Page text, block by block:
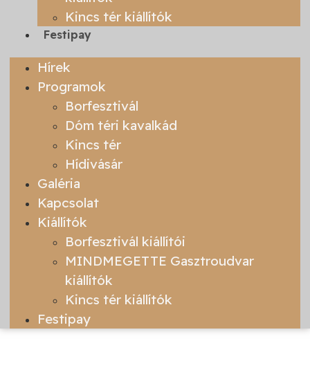
Kincs tér kiállítók
Festipay
Hírek
Programok
Borfesztivál
Dóm téri kavalkád
Kincs tér
Hídivásár
Galéria
Kapcsolat
Kiállítók
Borfesztivál kiállítói
MINDMEGETTE Gasztroudvar
kiállítók
Kincs tér kiállítók
Festipay